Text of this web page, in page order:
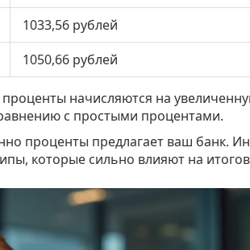
1033,56 рублей
1050,66 рублей
начисляются на
с простыми процентами.
проценты предлагает ваш банк.
которые сильно влияют на